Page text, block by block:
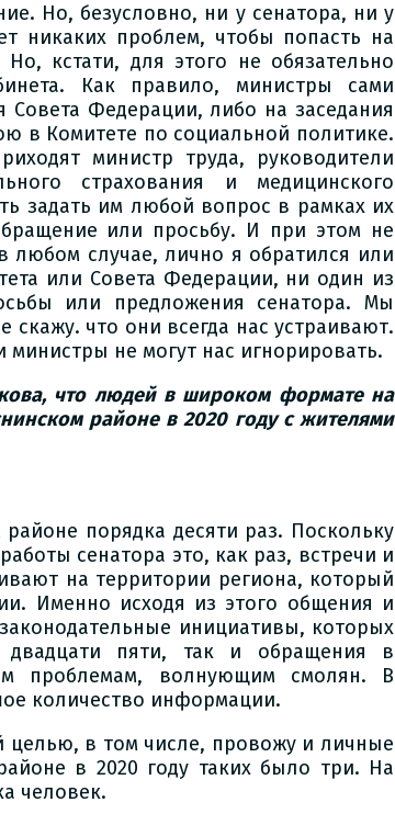
Но, безусловно, ни у сенатора, ни у
никаких проблем, чтобы попасть на
кстати, для этого не обязательно
Как правило, министры сами
Совета Федерации, либо на заседания
в Комитете по социальной политике.
министр труда, руководители
страхования и медицинского
задать им любой вопрос в рамках их
или просьбу. И при этом не
случае, лично я обратился или
или Совета Федерации, ни один из
или предложения сенатора. Мы
скажу. что они всегда нас устраивают.
не могут нас игнорировать.
что людей в широком формате на
районе в 2020 году с жителями
порядка десяти раз. Поскольку
сенатора это, как раз, встречи и
на территории региона, который
Именно исходя из этого общения и
инициативы, которых
пяти, так и обращения в
проблемам, волнующим смолян. В
количество информации.
целью, в том числе, провожу и личные
в 2020 году таких было три. На
человек.